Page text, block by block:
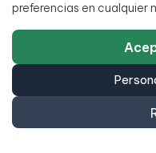
preferencias en cualquier